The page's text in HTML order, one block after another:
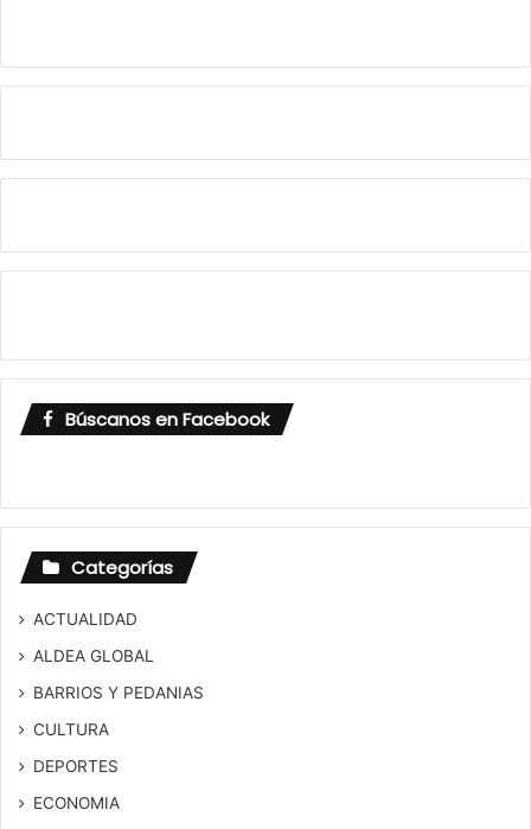
Búscanos en Facebook
Categorías
ACTUALIDAD
ALDEA GLOBAL
BARRIOS Y PEDANIAS
CULTURA
DEPORTES
ECONOMIA